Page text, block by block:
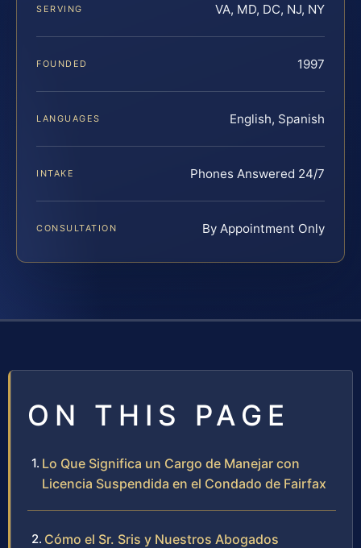
SERVING VA, MD, DC, NJ, NY
FOUNDED 1997
LANGUAGES English, Spanish
INTAKE Phones Answered 24/7
CONSULTATION By Appointment Only
ON THIS PAGE
Lo Que Significa un Cargo de Manejar con
Licencia Suspendida en el Condado de Fairfax
Cómo el Sr. Sris y Nuestros Abogados